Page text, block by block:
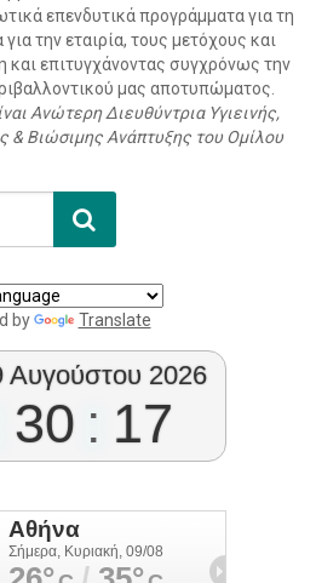
επενδυτικά προγράμματα για τη
την εταιρία, τους μετόχους και
και επιτυγχάνοντας συγχρόνως την
μας αποτυπώματος.
Ανώτερη Διευθύντρια Υγιεινής,
& Βιώσιμης Ανάπτυξης του Ομίλου
by Translate
Αυγούστου 2026
30 : 18